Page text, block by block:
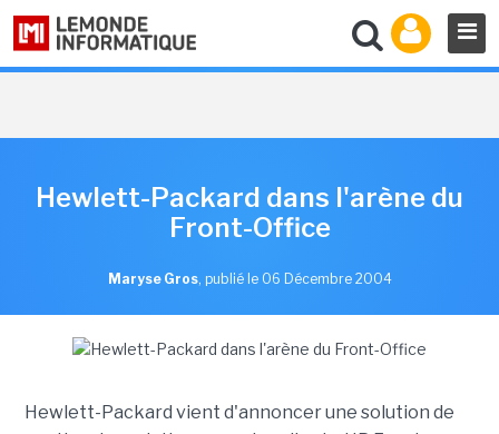
Hewlett-Packard dans l'arène du
Front-Office
Maryse Gros, publié le 06 Décembre 2004
Hewlett-Packard vient d'annoncer une solution de